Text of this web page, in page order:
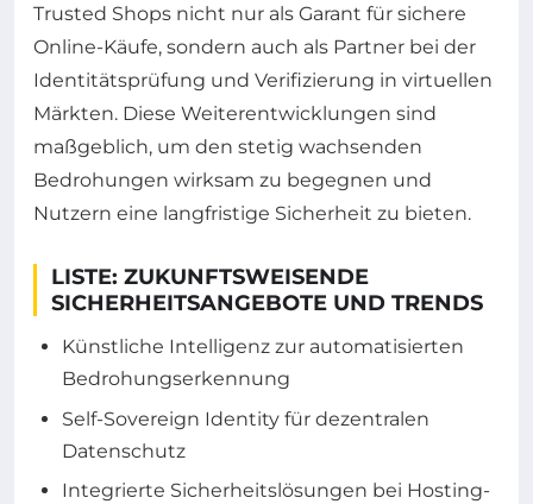
Trusted Shops nicht nur als Garant für sichere
Online-Käufe, sondern auch als Partner bei der
Identitätsprüfung und Verifizierung in virtuellen
Märkten. Diese Weiterentwicklungen sind
maßgeblich, um den stetig wachsenden
Bedrohungen wirksam zu begegnen und
Nutzern eine langfristige Sicherheit zu bieten.
LISTE: ZUKUNFTSWEISENDE
SICHERHEITSANGEBOTE UND TRENDS
Künstliche Intelligenz zur automatisierten
Bedrohungserkennung
Self-Sovereign Identity für dezentralen
Datenschutz
Integrierte Sicherheitslösungen bei Hosting-